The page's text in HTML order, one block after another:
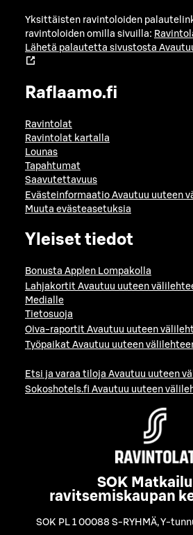
Yksittäisten ravintoloiden
ravintoloiden omilla sivuilla:
Lähetä palautetta sivustosta
Raflaamo.fi
Ravintolat
Ravintolat kartalla
Lounas
Tapahtumat
Saavutettavuus
Evästeinformaatio Avautuu uuteen
Muuta evästeasetuksia
Yleiset tiedot
Bonusta Applen Lompakolla
Lahjakortit Avautuu uuteen
Medialle
Tietosuoja
Oiva-raportit Avautuu uuteen
Työpaikat Avautuu uuteen
Etsi ja varaa tiloja Avautuu uuteen
Sokoshotels.fi Avautuu uuteen
SOK
ravitsemiskaupan
SOK PL 1 00088 S-RYHMÄ,Y-